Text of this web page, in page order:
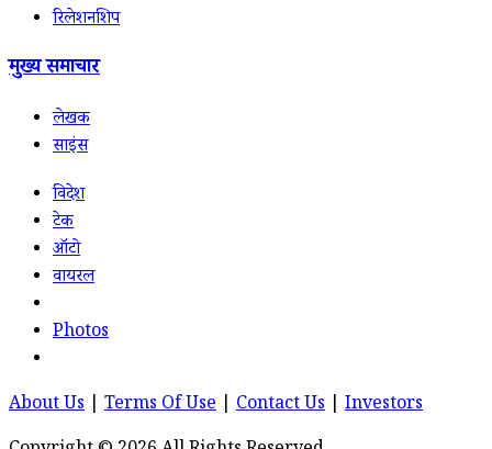
रिलेशनशिप
मुख्य समाचार
लेखक
साइंस
विदेश
टेक
ऑटो
वायरल
Photos
About Us Terms Of Use Contact Us
Investors